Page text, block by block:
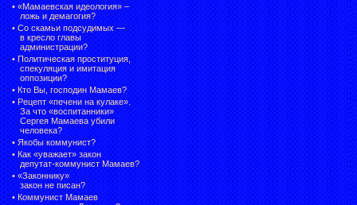
• «Мамаевская идеология» –
ложь и демагогия?
• Со скамьи подсудимых —
в кресло главы
администрации?
• Политическая проституция,
спекуляция и имитация
оппозиции?
• Кто Вы, господин Мамаев?
• Рецепт «печени на кулаке».
За что «воспитанники»
Сергея Мамаева убили
человека?
• Якобы коммунист?
• Как «уважает» закон
депутат-коммунист Мамаев?
• «Законнику»
закон не писан?
• Коммунист Мамаев